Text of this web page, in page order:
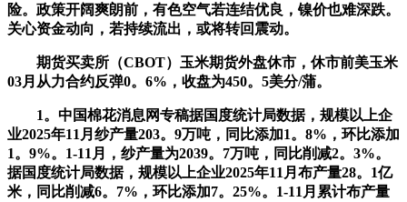
险。政策开阔爽朗前，有色空气若连结优良，镍价也难深跌。
关心资金动向，若持续流出，或将转回震动。
期货买卖所（CBOT）玉米期货外盘休市，休市前美玉米
03月从力合约反弹0。6%，收盘为450。5美分/蒲。
1。中国棉花消息网专稿据国度统计局数据，规模以上企
业2025年11月纱产量203。9万吨，同比添加1。8%，环比添加
1。9%。1-11月，纱产量为2039。7万吨，同比削减2。3%。
据国度统计局数据，规模以上企业2025年11月布产量28。1亿
米，同比削减6。7%，环比添加7。25%。1-11月累计布产量